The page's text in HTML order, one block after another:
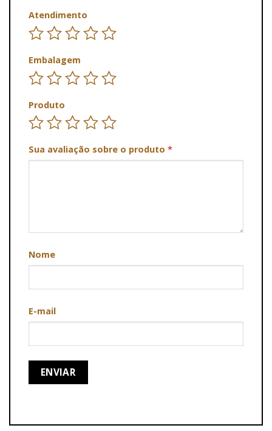
Atendimento
Embalagem
Produto
Sua avaliação sobre o produto *
Nome
E-mail